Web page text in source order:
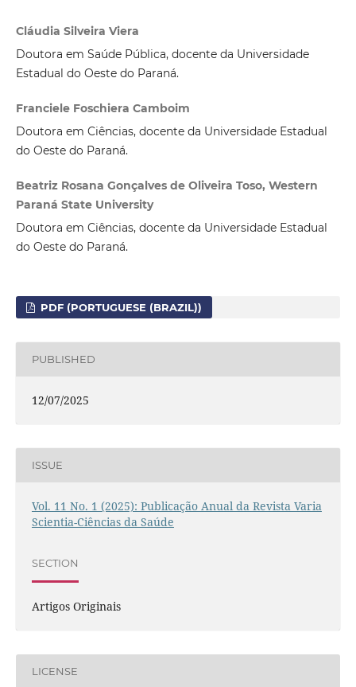
Cláudia Silveira Viera
Doutora em Saúde Pública, docente da Universidade
Estadual do Oeste do Paraná.
Franciele Foschiera Camboim
Doutora em Ciências, docente da Universidade Estadual
do Oeste do Paraná.
Beatriz Rosana Gonçalves de Oliveira Toso, Western
Paraná State University
Doutora em Ciências, docente da Universidade Estadual
do Oeste do Paraná.
PDF (PORTUGUESE (BRAZIL))
PUBLISHED
12/07/2025
ISSUE
Vol. 11 No. 1 (2025): Publicação Anual da Revista Varia
Scientia-Ciências da Saúde
SECTION
Artigos Originais
LICENSE